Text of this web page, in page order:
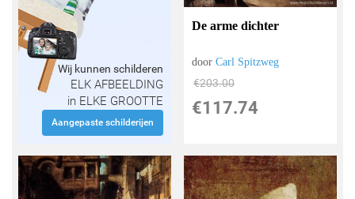
Wij kunnen schilderen
ELK AFBEELDING
in ELKE GROOTTE
Aangepaste schilderijen
De arme dichter
doorCarl Spitzweg
€203.00
€117.74